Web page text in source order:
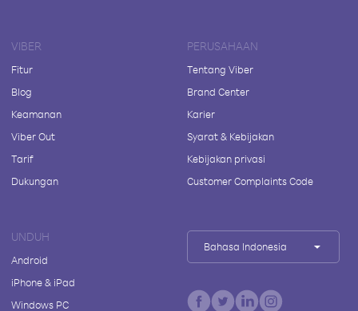
VIBER
Fitur
Blog
Keamanan
Viber Out
Tarif
Dukungan
PERUSAHAAN
Tentang Viber
Brand Center
Karier
Syarat & Kebijakan
Kebijakan privasi
Customer Complaints Code
UNDUH
Android
iPhone & iPad
Windows PC
Bahasa Indonesia